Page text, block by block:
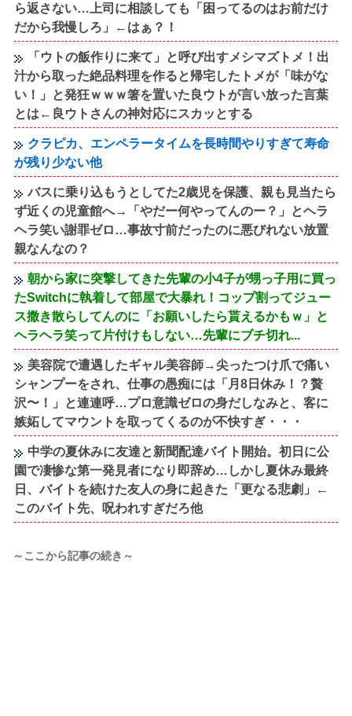
ら返さない…上司に相談しても「困ってるのはお前だけ
だから我慢しろ」←はぁ？！
「ウトの飯作りに来て」と呼び出すメシマズトメ！出
汁から取った絶品料理を作ると帰宅したトメが「味がな
い！」と発狂ｗｗｗ箸を置いた良ウトが言い放った言葉
とは←良ウトさんの神対応にスカッとする
クラピカ、エンペラータイムを長時間やりすぎて寿命
が残り少ない他
バスに乗り込もうとしてた2歳児を保護、親も見当たら
ず近くの児童館へ→「やだー何やってんのー？」とヘラ
ヘラ笑い謝罪ゼロ…事故寸前だったのに悪びれない放置
親なんなの？
朝から家に突撃してきた先輩の小4子が甥っ子用に買っ
たSwitchに執着して部屋で大暴れ！コップ割ってジュー
ス撒き散らしてんのに「お願いしたら貰えるかもｗ」と
ヘラヘラ笑って片付けもしない…先輩にブチ切れ...
美容院で遭遇したギャル美容師→尖ったつけ爪で痛い
シャンプーをされ、仕事の愚痴には「月8日休み！？贅
沢〜！」と連連呼…プロ意識ゼロの身だしなみと、客に
嫉妬してマウントを取ってくるのが不快すぎ・・・
中学の夏休みに友達と新聞配達バイト開始。初日に公
園で凄惨な第一発見者になり即辞め…しかし夏休み最終
日、バイトを続けた友人の身に起きた「更なる悲劇」←
このバイト先、呪われすぎだろ他
～ここから記事の続き～